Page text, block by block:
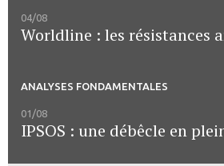
04/08
Worldline : les résistances
ANALYSES FONDAMENTALES
01/08
IPSOS : une débêcle en